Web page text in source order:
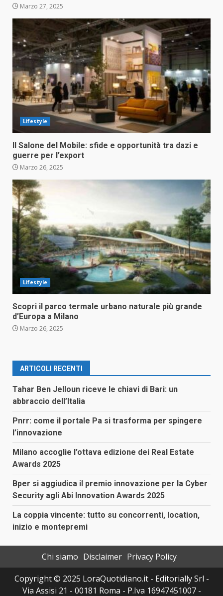
Marzo 27, 2025
Lifestyle
Il Salone del Mobile: sfide e opportunità tra dazi e
guerre per l’export
Marzo 26, 2025
Lifestyle
Scopri il parco termale urbano naturale più grande
d’Europa a Milano
Marzo 26, 2025
ARTICOLI RECENTI
Tahar Ben Jelloun riceve le chiavi di Bari: un
abbraccio dell’Italia
Pnrr: come il portale Pa si trasforma per spingere
l’innovazione
Milano accoglie l’ottava edizione dei Real Estate
Awards 2025
Bper si aggiudica il premio innovazione per la Cyber
Security agli Abi Innovation Awards 2025
La coppia vincente: tutto su concorrenti, location,
inizio e montepremi
Chi siamo Disclaimer Privacy Policy
Copyright © 2025 LoraQuotidiano.it - Editorially Srl -
Via Assisi 21 - 00181 Roma - P.Iva 16947451007 -